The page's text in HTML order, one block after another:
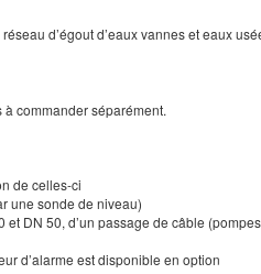
d’égout d’eaux vannes et eaux
commander séparément.
de celles-ci
une sonde de niveau)
DN 50, d’un passage de câble
d’alarme est disponible en option